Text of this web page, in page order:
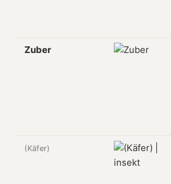
Zuber
(Käfer)